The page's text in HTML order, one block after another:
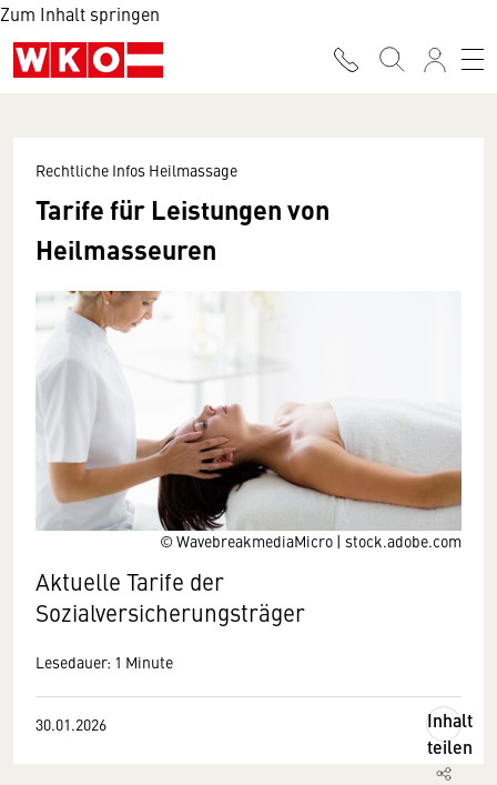
Zum Inhalt springen
© WavebreakmediaMicro | stock.adobe.com
Rechtliche Infos Heilmassage
Tarife für Leistungen von
Heilmasseuren
Aktuelle Tarife der
Sozialversicherungsträger
Lesedauer: 1 Minute
30.01.2026
Inhalt
teilen